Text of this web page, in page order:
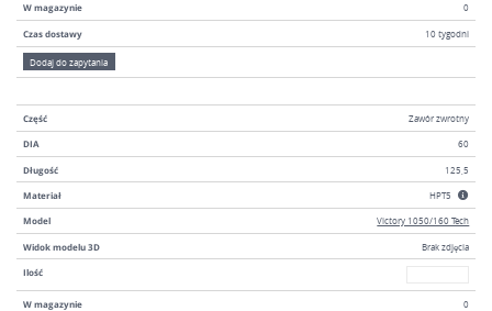
W magazynie 0
Czas dostawy 10 tygodni
Dodaj do zapytania
Część Zawór zwrotny
DIA 60
Długość 125,5
Materiał HPT5
Model Victory 1050/160 Tech
Widok modelu 3D Brak zdjęcia
Ilość
W magazynie 0